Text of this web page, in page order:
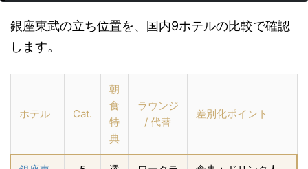
銀座東武の立ち位置を、国内9ホテルの比較で確認
します。
ホテル Cat.
朝
食
特
典
ラウンジ
/ 代替
差別化ポイント